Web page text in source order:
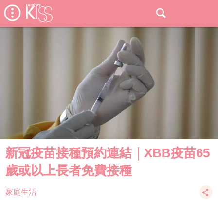
新冠疫苗接種預約連結｜XBB疫苗65
歲或以上長者免費接種
家庭生活